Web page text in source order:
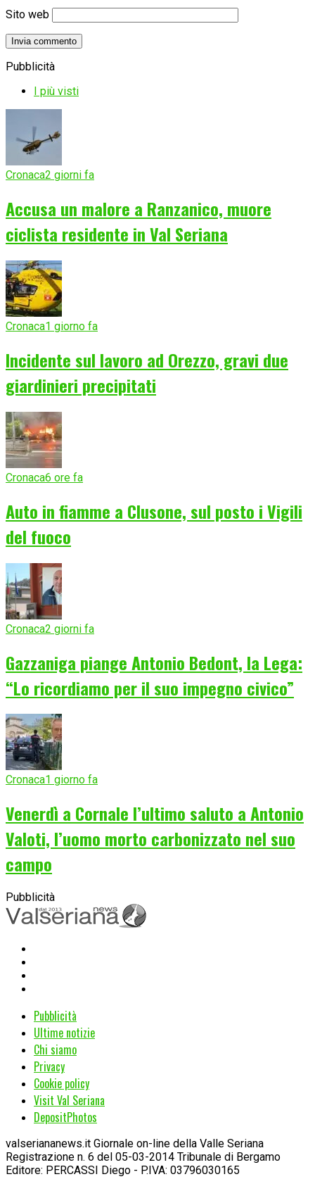
Sito web
Pubblicità
I più visti
Cronaca2 giorni fa
Accusa un malore a Ranzanico, muore
ciclista residente in Val Seriana
Cronaca1 giorno fa
Incidente sul lavoro ad Orezzo, gravi due
giardinieri precipitati
Cronaca6 ore fa
Auto in fiamme a Clusone, sul posto i Vigili
del fuoco
Cronaca2 giorni fa
Gazzaniga piange Antonio Bedont, la Lega:
“Lo ricordiamo per il suo impegno civico”
Cronaca1 giorno fa
Venerdì a Cornale l’ultimo saluto a Antonio
Valoti, l’uomo morto carbonizzato nel suo
campo
Pubblicità
Pubblicità
Ultime notizie
Chi siamo
Privacy
Cookie policy
Visit Val Seriana
DepositPhotos
valseriananews.it Giornale on-line della Valle Seriana
Registrazione n. 6 del 05-03-2014 Tribunale di Bergamo
Editore: PERCASSI Diego - P.IVA: 03796030165